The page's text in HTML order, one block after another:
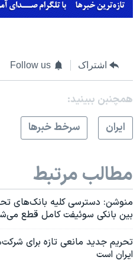
اشتراک Follow us
همچنبن ببینید:
ايران
سرخط خبرها
مطالب مرتبط
منوشن: دسترسی کلیه بانک‌های
بین بانکی سوئیفت کامل قطع
تحریم جدید مانعی تازه برای
ایران است